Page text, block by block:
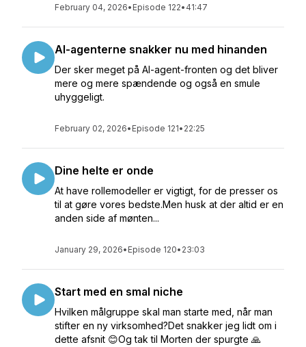
February 04, 2026• Episode 122• 41:47
AI-agenterne snakker nu med hinanden
Der sker meget på AI-agent-fronten og det bliver
mere og mere spændende og også en smule
uhyggeligt.
February 02, 2026• Episode 121• 22:25
Dine helte er onde
At have rollemodeller er vigtigt, for de presser os
til at gøre vores bedste.Men husk at der altid er en
anden side af mønten...
January 29, 2026• Episode 120• 23:03
Start med en smal niche
Hvilken målgruppe skal man starte med, når man
stifter en ny virksomhed?Det snakker jeg lidt om i
dette afsnit 😊Og tak til Morten der spurgte 🙏